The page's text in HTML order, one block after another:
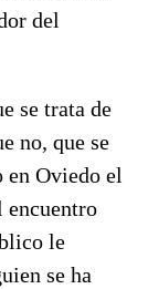
del
se trata de
no, que se
en Oviedo el
encuentro
le
se ha